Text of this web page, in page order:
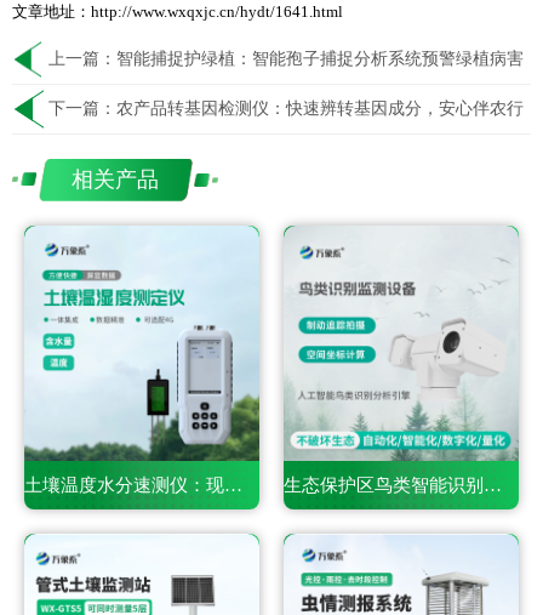
文章地址：http://www.wxqxjc.cn/hydt/1641.html
上一篇： 智能捕捉护绿植：智能孢子捕捉分析系统预警绿植病害
下一篇： 农产品转基因检测仪：快速辨转基因成分，安心伴农行
相关产品
土壤温度水分速测仪：现代农业田间精细化管护智能利器 生态保护区鸟类智能识别终端：生物多样性保护智能监测设备